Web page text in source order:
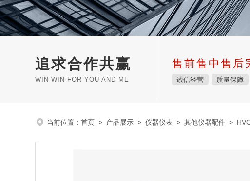
追求合作共赢
WIN WIN FOR YOU AND ME
售前售中售后
诚信经营 质量保障
当前位置： 首页 > 产品展示 > 仪器仪表 > 其他仪器配件 >